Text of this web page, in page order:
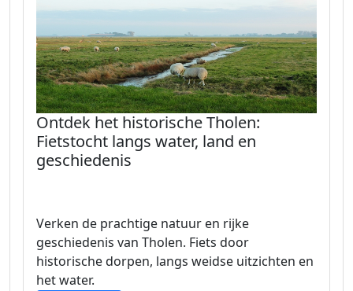
Ontdek het historische Tholen:
Fietstocht langs water, land en
geschiedenis
Verken de prachtige natuur en rijke
geschiedenis van Tholen. Fiets door
historische dorpen, langs weidse uitzichten en
het water.